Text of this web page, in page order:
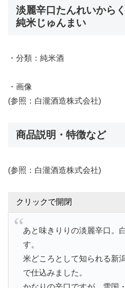
淡麗辛口たんれいから
純米じゅんまい
・分類：純米酒
・画像
(参照：白瀧酒造株式会社)
商品説明・特徴など
(参照：白瀧酒造株式会社)
クリックで開閉
あと味きりりの淡麗辛口。
す。
米どころとして知られる新
で仕込みました。